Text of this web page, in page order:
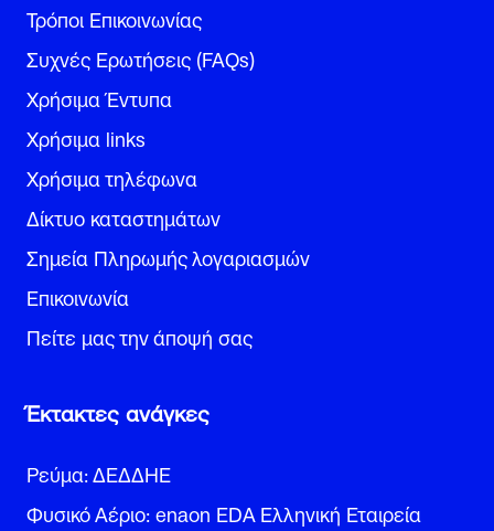
Τρόποι Επικοινωνίας
Συχνές Ερωτήσεις (FAQs)
Χρήσιμα Έντυπα
Χρήσιμα links
Χρήσιμα τηλέφωνα
Δίκτυο καταστημάτων
Σημεία Πληρωμής λογαριασμών
Επικοινωνία
Πείτε μας την άποψή σας
Έκτακτες ανάγκες
Ρεύμα: ΔΕΔΔΗΕ
Φυσικό Αέριο: enaon EDA Ελληνική Εταιρεία